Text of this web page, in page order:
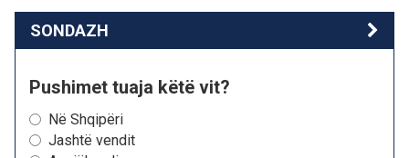
SONDAZH
Pushimet tuaja këtë vit?
Në Shqipëri
Jashtë vendit